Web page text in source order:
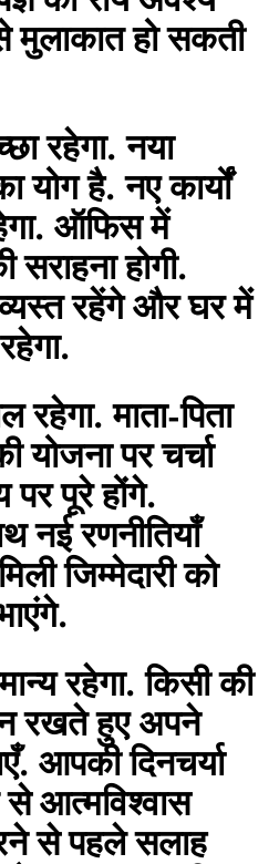
मुलाकात हो सकती
रहेगा. नया
योग है. नए कार्यों
ऑफिस में
होगी.
व्यस्त रहेंगे और घर में
माता-पिता
योजना पर चर्चा
पर पूरे होंगे.
नई रणनीतियाँ
जिम्मेदारी को
रहेगा. किसी की
न रखते हुए अपने
आपकी दिनचर्या
से आत्मविश्वास
से पहले सलाह